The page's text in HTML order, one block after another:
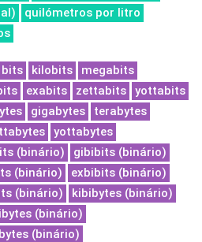
quilómetros por litro
bits kilobits
megabits
exabits zettabits
yottabits
gigabytes
terabytes
yottabytes
(binário)
gibibits (binário)
(binário)
exbibits (binário)
(binário)
kibibytes (binário)
(binário)
(binário)